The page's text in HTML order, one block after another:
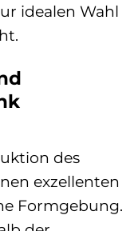
idealen Wahl
des
exzellenten
Formgebung.